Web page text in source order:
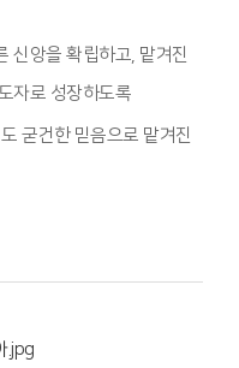
신앙을 확립하고, 맡겨진
자로 성장하도록
굳건한 믿음으로 맡겨진